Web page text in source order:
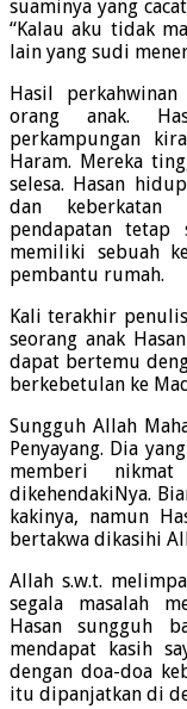
suaminya yang
“Kalau aku tidak
lain yang sudi
Hasil
orang anak.
perkampungan
Haram. Mereka
selesa. Hasan
dan keberkatan
pendapatan
memiliki sebuah
pembantu rumah.
Kali terakhir
seorang anak
dapat bertemu
berkebetulan ke
Sungguh Allah
Penyayang. Dia
memberi
dikehendakiNya.
kakinya, namun
bertakwa dikasihi
Allah s.w.t.
segala masalah
Hasan sungguh
mendapat kasih
dengan doa-doa
itu dipanjatkan di